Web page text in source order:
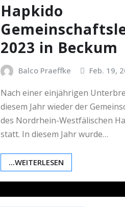
Hapkido
2023 in Beckum
Balco Praeffke Feb. 19,
Nach einer einjährigen
diesem Jahr wieder der
des Nordrhein-Westfälischen
statt. In diesem Jahr wurde…
...WEITERLESEN